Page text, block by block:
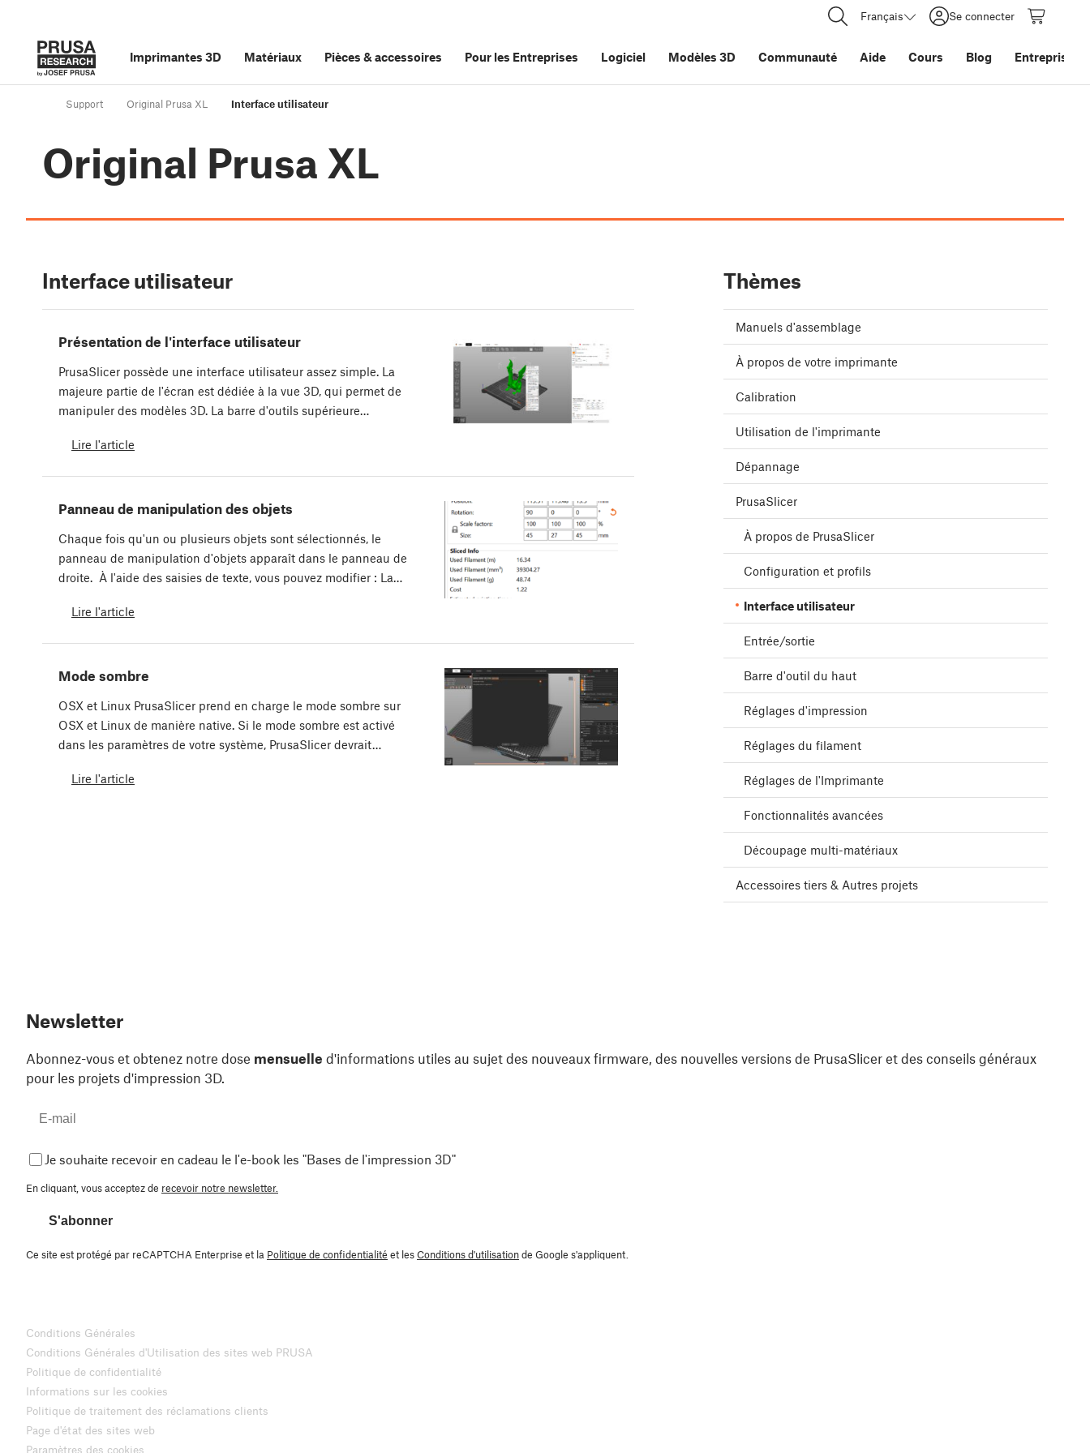
Français Se connecter
Imprimantes 3D Matériaux Pièces &accessoires Pour les Entreprises Logiciel Modèles 3D Communauté Aide Cours Blog Entreprise
Support Original Prusa XL Interface utilisateur
Original Prusa XL
Interface utilisateur
Présentation de l'interface utilisateur
PrusaSlicer possède une interface utilisateur assez simple. La
majeure partie de l'écran est dédiée à la vue 3D, qui permet de
manipuler des modèles 3D. La barre d'outils supérieure…
Lire l'article
Panneau de manipulation des objets
Chaque fois qu'un ou plusieurs objets sont sélectionnés, le
panneau de manipulation d'objets apparaît dans le panneau de
droite. À l'aide des saisies de texte, vous pouvez modifier : La…
Lire l'article
Mode sombre
OSX et Linux PrusaSlicer prend en charge le mode sombre sur
OSX et Linux de manière native. Si le mode sombre est activé
dans les paramètres de votre système, PrusaSlicer devrait…
Lire l'article
Thèmes
Manuels d'assemblage
À propos de votre imprimante
Calibration
Utilisation de l'imprimante
Dépannage
PrusaSlicer
À propos de PrusaSlicer
Configuration et profils
Interface utilisateur
Entrée/sortie
Barre d'outil du haut
Réglages d'impression
Réglages du filament
Réglages de l'Imprimante
Fonctionnalités avancées
Découpage multi-matériaux
Accessoires tiers & Autres projets
Newsletter
Abonnez-vous et obtenez notre dose mensuelle d'informations utiles au sujet des nouveaux firmware, des nouvelles versions de PrusaSlicer et des conseils généraux
pour les projets d'impression 3D.
Je souhaite recevoir en cadeau le l'e-book les "Bases de l'impression 3D"
En cliquant, vous acceptez de recevoir notre newsletter.
S'abonner
Ce site est protégé par reCAPTCHA Enterprise et la Politique de confidentialité et lesConditions d'utilisationde Google s'appliquent.
Conditions Générales
Conditions Générales d'Utilisation des sites web PRUSA
Politique de confidentialité
Informations sur les cookies
Politique de traitement des réclamations clients
Page d'état des sites web
Paramètres des cookies